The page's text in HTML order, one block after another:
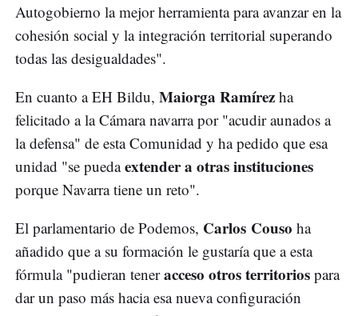
Autogobierno la mejor herramienta para avanzar en la
cohesión social y la integración territorial superando
todas las desigualdades".
En cuanto a EH Bildu, Maiorga Ramírez ha
felicitado a la Cámara navarra por "acudir aunados a
la defensa" de esta Comunidad y ha pedido que esa
unidad "se puedaextender a otras instituciones
porque Navarra tiene un reto".
El parlamentario de Podemos, Carlos Couso ha
añadido que a su formación le gustaría que a esta
fórmula "pudieran teneracceso otros territorios para
dar un paso más hacia esa nueva configuración